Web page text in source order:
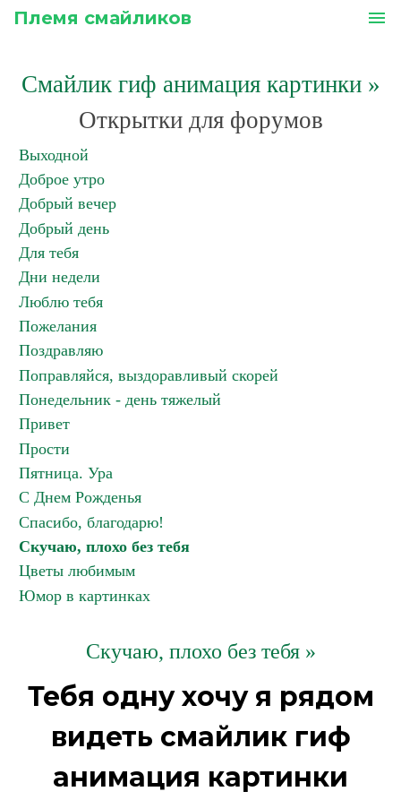
Племя смайликов menu
Смайлик гиф анимация картинки»
Открытки для форумов
Выходной
Доброе утро
Добрый вечер
Добрый день
Для тебя
Дни недели
Люблю тебя
Пожелания
Поздравляю
Поправляйся, выздоравливый скорей
Понедельник - день тяжелый
Привет
Прости
Пятница. Ура
С Днем Рожденья
Спасибо, благодарю!
Скучаю, плохо без тебя
Цветы любимым
Юмор в картинках
Скучаю, плохо без тебя »
Тебя одну хочу я рядом
видеть смайлик гиф
анимация картинки